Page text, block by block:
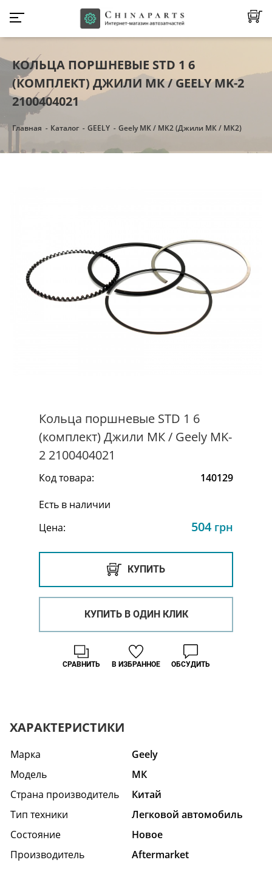
КОЛЬЦА ПОРШНЕВЫЕ STD 1 6
(КОМПЛЕКТ) ДЖИЛИ МК / GEELY MK-2
2100404021
Главная Каталог GEELY Geely MK / MK2 (Джили МК / МК2)
Кольца поршневые STD 1 6
(комплект) Джили МК / Geely MK-
2 2100404021
Код товара:
140129
Есть в наличии
Цена:
504 грн
КУПИТЬ
КУПИТЬ В ОДИН КЛИК
В ИЗБРАННОЕ
СРАВНИТЬ ОБСУДИТЬ
ХАРАКТЕРИСТИКИ
Марка
Geely
Модель
МК
Страна производитель
Китай
Тип техники
Легковой автомобиль
Состояние
Hовое
Производитель
Aftermarket